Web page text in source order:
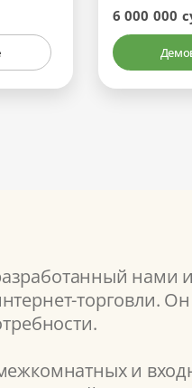
6 000 000
нами
торговли.
и